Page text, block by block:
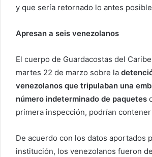
y que sería retornado lo antes
Apresan a seis venezolanos
El cuerpo de Guardacostas del
martes 22 de marzo sobre la
venezolanos que tripulaban una
número indeterminado de paquetes
primera inspección, podrían
De acuerdo con los datos aportados
institución, los venezolanos fueron